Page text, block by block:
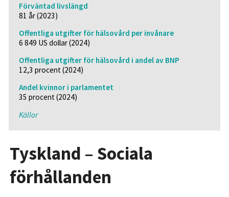
Förväntad livslängd
81 år (2023)
Offentliga utgifter för hälsovård per invånare
6 849 US dollar (2024)
Offentliga utgifter för hälsovård i andel av BNP
12,3 procent (2024)
Andel kvinnor i parlamentet
35 procent (2024)
Källor
Tyskland – Sociala
förhållanden